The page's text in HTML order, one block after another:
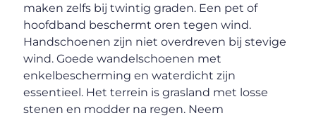
maken zelfs bij twintig graden. Een pet of
hoofdband beschermt oren tegen wind.
Handschoenen zijn niet overdreven bij stevige
wind. Goede wandelschoenen met
enkelbescherming en waterdicht zijn
essentieel. Het terrein is grasland met losse
stenen en modder na regen. Neem